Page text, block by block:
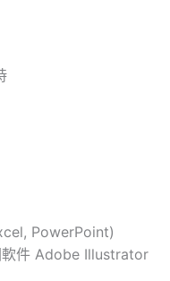
PowerPoint)
件 Adobe Illustrator